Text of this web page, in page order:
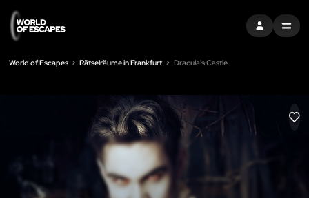
EINTRAGEN
MENU
World of Escapes Rätselräume in Frankfurt Dracula's Castle
LIKE